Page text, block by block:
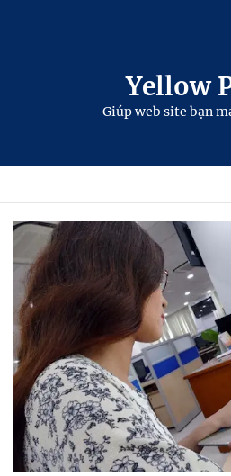
Yellow
Giúp web site bạn